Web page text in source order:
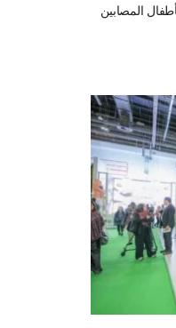
المصابين